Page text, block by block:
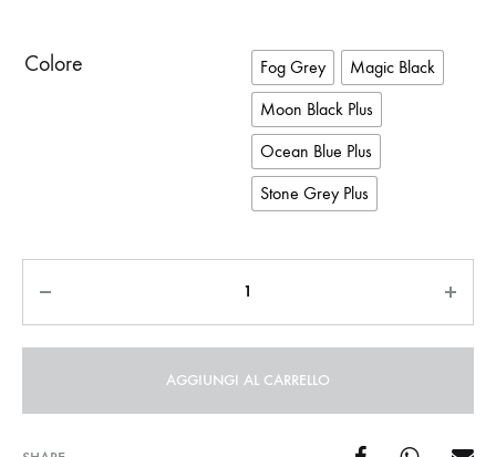
prezzo:
da
€299,95
Colore Fog Grey
Magic Black
Moon Black Plus
Ocean Blue Plus
Stone Grey Plus
AGGIUNGI AL CARRELLO